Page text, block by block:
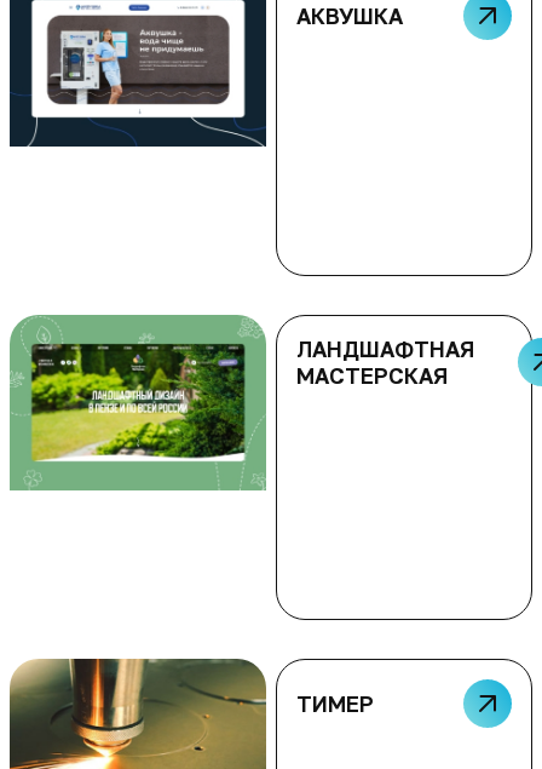
АКВУШКА
ЛАНДШАФТНАЯ
МАСТЕРСКАЯ
ТИМЕР